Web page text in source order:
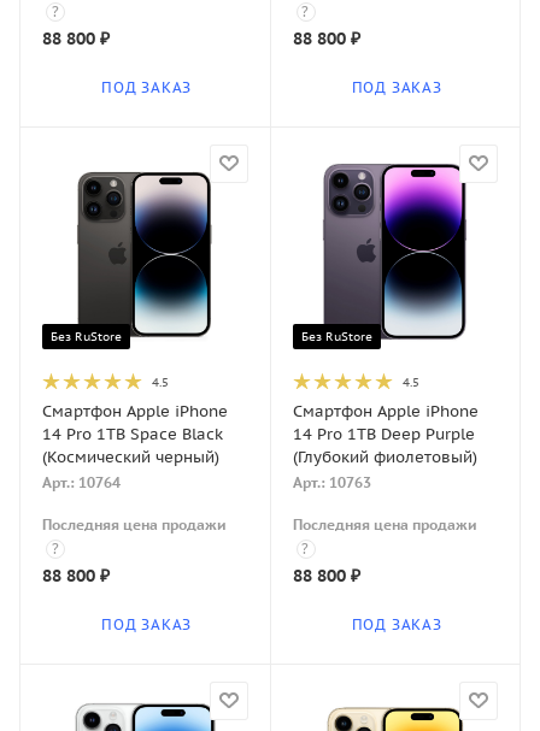
?
88 800 ₽
ПОД ЗАКАЗ
?
88 800₽
ПОД ЗАКАЗ
Без RuStore
4.5
Смартфон Apple iPhone
14 Pro 1TB Space Black
(Космический черный)
Арт.: 10764
Последняя цена продажи
?
88 800 ₽
ПОД ЗАКАЗ
Без RuStore
4.5
Смартфон Apple iPhone
14 Pro 1TB Deep Purple
(Глубокий фиолетовый)
Арт.: 10763
Последняя цена продажи
?
88 800₽
ПОД ЗАКАЗ